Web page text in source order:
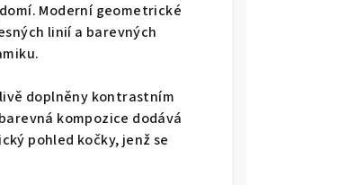
Moderní geometrické
linií a barevných
doplněny kontrastním
kompozice dodává
pohled kočky, jenž se